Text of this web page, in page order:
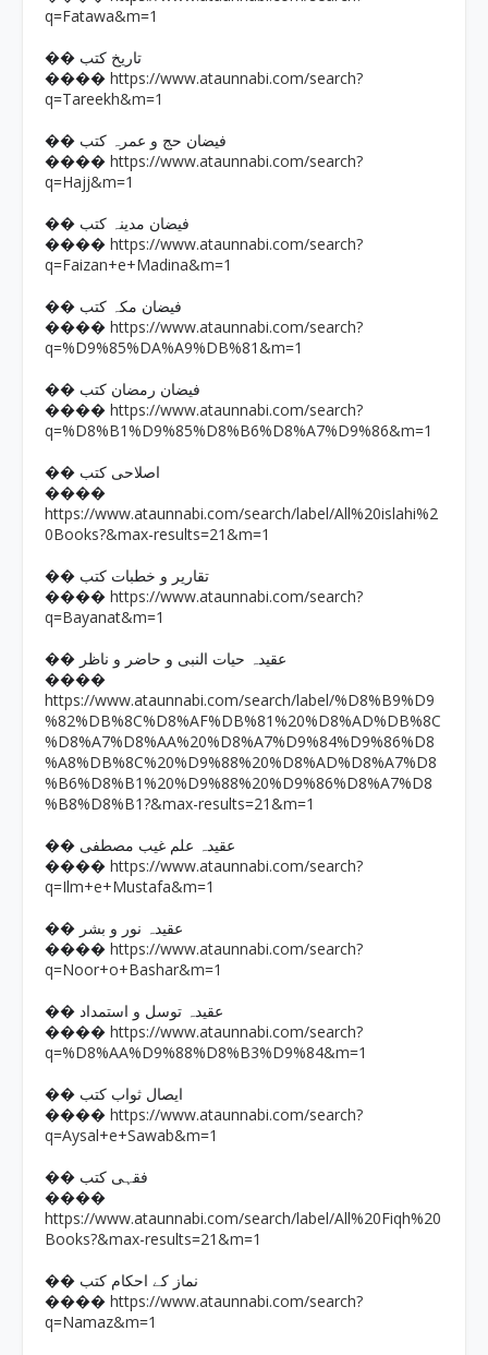
q=Fatawa&m=1
�� تاریخ کتب
���� https://www.ataunnabi.com/search?
q=Tareekh&m=1
�� فیضان حج و عمرہ کتب
���� https://www.ataunnabi.com/search?
q=Hajj&m=1
�� فیضان مدینہ کتب
���� https://www.ataunnabi.com/search?
q=Faizan+e+Madina&m=1
�� فیضان مکہ کتب
���� https://www.ataunnabi.com/search?
q=%D9%85%DA%A9%DB%81&m=1
�� فیضان رمضان کتب
���� https://www.ataunnabi.com/search?
q=%D8%B1%D9%85%D8%B6%D8%A7%D9%86&m=1
�� اصلاحی کتب
����
https://www.ataunnabi.com/search/label/All%20islahi%2
0Books?&max-results=21&m=1
�� تقاریر و خطبات کتب
���� https://www.ataunnabi.com/search?
q=Bayanat&m=1
�� عقیدہ حیات النبی و حاضر و ناظر
����
https://www.ataunnabi.com/search/label/%D8%B9%D9
%82%DB%8C%D8%AF%DB%81%20%D8%AD%DB%8C
%D8%A7%D8%AA%20%D8%A7%D9%84%D9%86%D8
%A8%DB%8C%20%D9%88%20%D8%AD%D8%A7%D8
%B6%D8%B1%20%D9%88%20%D9%86%D8%A7%D8
%B8%D8%B1?&max-results=21&m=1
�� عقیدہ علم غیب مصطفی
���� https://www.ataunnabi.com/search?
q=Ilm+e+Mustafa&m=1
�� عقیدہ نور و بشر
���� https://www.ataunnabi.com/search?
q=Noor+o+Bashar&m=1
�� عقیدہ توسل و استمداد
���� https://www.ataunnabi.com/search?
q=%D8%AA%D9%88%D8%B3%D9%84&m=1
�� ایصال ثواب کتب
���� https://www.ataunnabi.com/search?
q=Aysal+e+Sawab&m=1
�� فقہی کتب
����
https://www.ataunnabi.com/search/label/All%20Fiqh%20
Books?&max-results=21&m=1
�� نماز کے احکام کتب
���� https://www.ataunnabi.com/search?
q=Namaz&m=1